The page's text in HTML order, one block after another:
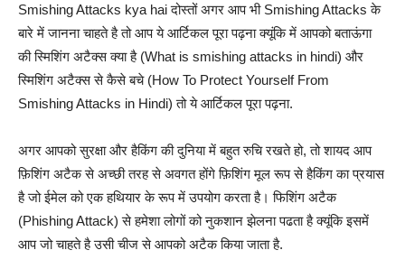
Smishing Attacks kya hai दोस्तों अगर आप भी Smishing Attacks के
बारे में जानना चाहते है तो आप ये आर्टिकल पूरा पढ़ना क्यूंकि में आपको बताऊंगा
की स्मिशिंग अटैक्स क्या है (What is smishing attacks in hindi) और
स्मिशिंग अटैक्स से कैसे बचे (How To Protect Yourself From
Smishing Attacks in Hindi) तो ये आर्टिकल पूरा पढ़ना.
अगर आपको सुरक्षा और हैकिंग की दुनिया में बहुत रुचि रखते हो, तो शायद आप
फ़िशिंग अटैक से अच्छी तरह से अवगत होंगे फ़िशिंग मूल रूप से हैकिंग का प्रयास
है जो ईमेल को एक हथियार के रूप में उपयोग करता है। फिशिंग अटैक
(Phishing Attack) से हमेशा लोगों को नुकशान झेलना पढता है क्यूंकि इसमें
आप जो चाहते है उसी चीज से आपको अटैक किया जाता है.